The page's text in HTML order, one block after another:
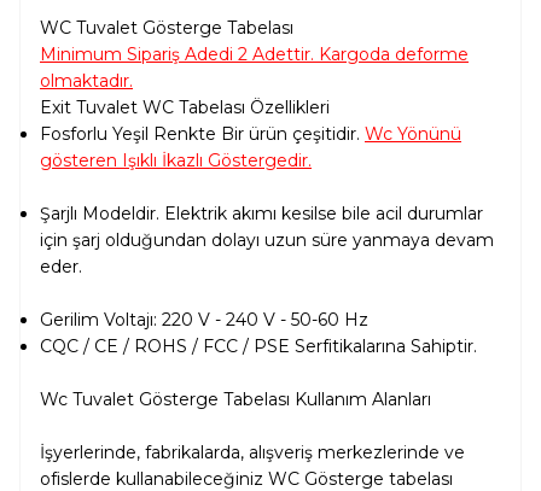
WC Tuvalet Gösterge Tabelası
Minimum Sipariş Adedi 2 Adettir. Kargoda deforme
olmaktadır.
Exit Tuvalet WC Tabelası Özellikleri
Fosforlu Yeşil Renkte Bir ürün çeşitidir. Wc Yönünü
gösteren Işıklı İkazlı Göstergedir.
Şarjlı Modeldir. Elektrik akımı kesilse bile acil durumlar
için şarj olduğundan dolayı uzun süre yanmaya devam
eder.
Gerilim Voltajı: 220 V - 240 V - 50-60 Hz
CQC / CE / ROHS / FCC / PSE Serfitikalarına Sahiptir.
Wc Tuvalet Gösterge Tabelası Kullanım Alanları
İşyerlerinde, fabrikalarda, alışveriş merkezlerinde ve
ofislerde kullanabileceğiniz WC Gösterge tabelası